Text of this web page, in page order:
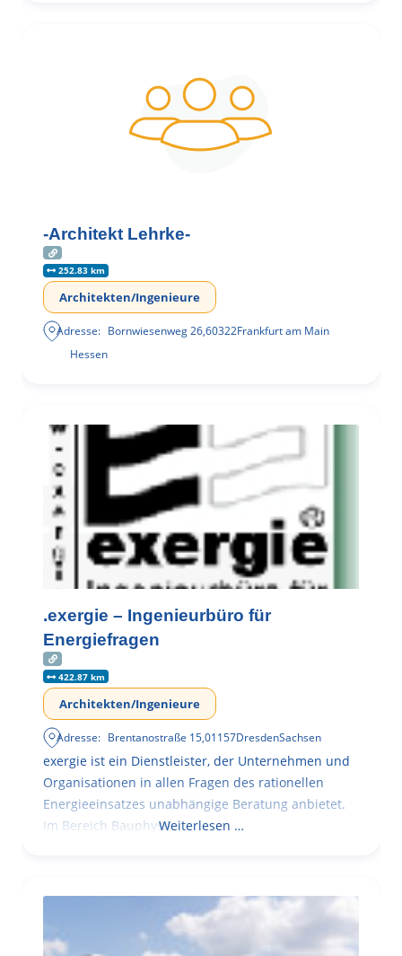
-Architekt Lehrke-
252.83 km
Architekten/Ingenieure
Adresse: Bornwiesenweg 26,60322Frankfurt am Main
Hessen
.exergie – Ingenieurbüro für
Energiefragen
422.87 km
Architekten/Ingenieure
Adresse: Brentanostraße 15,01157DresdenSachsen
exergie ist ein Dienstleister, der Unternehmen und
Organisationen in allen Fragen des rationellen
Energieeinsatzes unabhängige Beratung anbietet.
Im Bereich BauphysikWeiterlesen …